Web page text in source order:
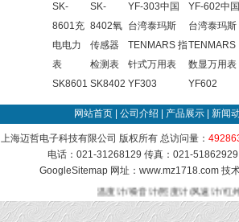
SK-
8601充
电电力
表
SK8601
SK-
8402氧
传感器
检测表
SK8402
YF-303中国
台湾泰玛斯
TENMARS 指
针式万用表
YF303
YF-602中国
台湾泰玛斯
TENMARS
数显万用表
YF602
网站首页 公司介绍 产品展示 新闻
上海迈哲电子科技有限公司 版权所有 总访问量：
电话：021-31268129 传真：021-
GoogleSitemap网址：www.mz1718.com 技
温度计/噪音计/照度计/风速计/红